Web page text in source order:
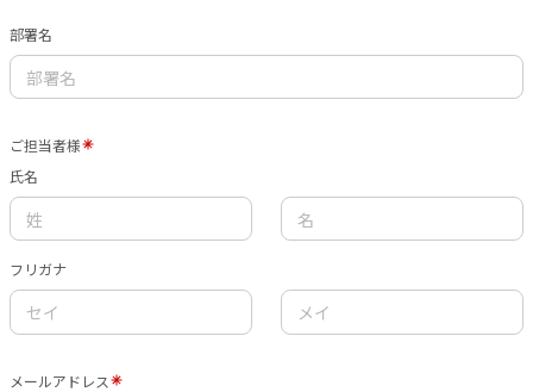
部署名
ご担当者様
氏名
フリガナ
メールアドレス